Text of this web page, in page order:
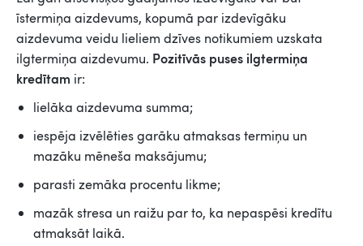
īstermiņa aizdevums, kopumā par izdevīgāku
aizdevuma veidu lieliem dzīves notikumiem uzskata
ilgtermiņa aizdevumu. Pozitīvās puses ilgtermiņa
kredītam ir:
lielāka aizdevuma summa;
iespēja izvēlēties garāku atmaksas termiņu un
mazāku mēneša maksājumu;
parasti zemāka procentu likme;
mazāk stresa un raižu par to, ka nepaspēsi kredītu
atmaksāt laikā.